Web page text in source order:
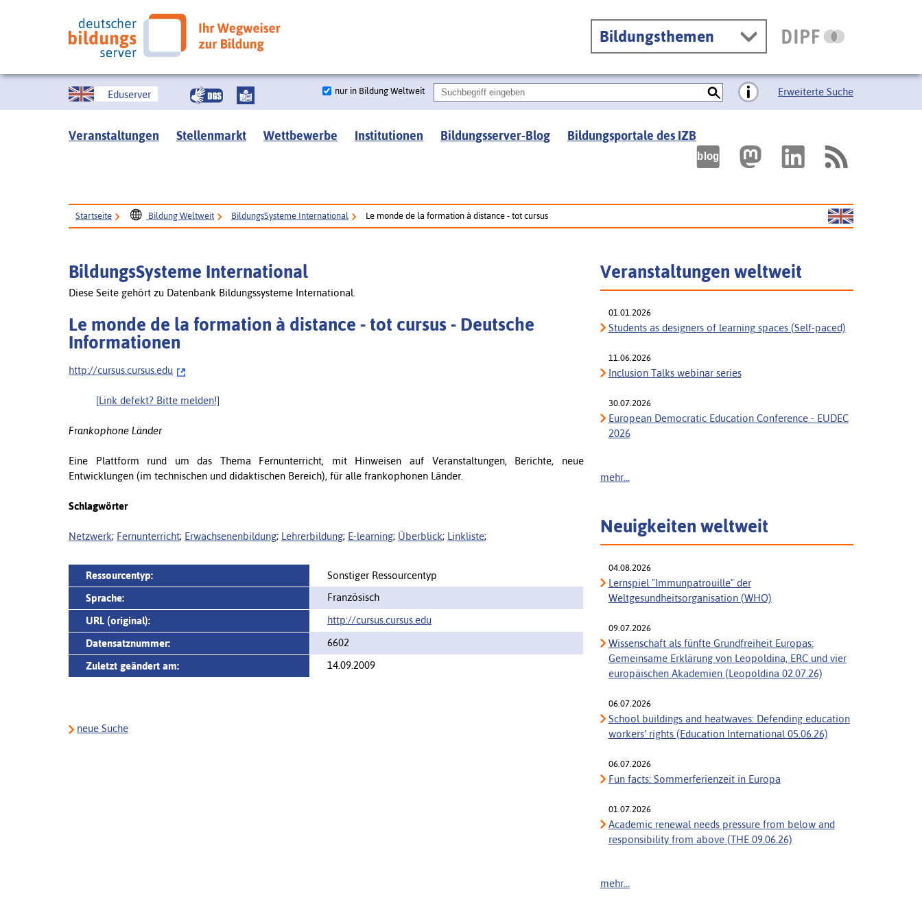
Bildungsthemen
Eduserver nur in Bildung Weltweit Erweiterte Suche
Veranstaltungen Stellenmarkt Wettbewerbe Institutionen Bildungsserver-Blog Bildungsportale des IZB
Startseite Bildung Weltweit BildungsSysteme International Le monde de la formation à distance - tot cursus
BildungsSysteme International
Diese Seite gehört zu Datenbank Bildungssysteme International.
Le monde de la formation à distance - tot cursus - Deutsche
Informationen
http://cursus.cursus.edu
[Link defekt? Bitte melden!]
Frankophone Länder
Eine Plattform rund um das Thema Fernunterricht, mit Hinweisen auf Veranstaltungen, Berichte, neue
Entwicklungen (im technischen und didaktischen Bereich), für alle frankophonen Länder.
Schlagwörter
Netzwerk; Fernunterricht; Erwachsenenbildung; Lehrerbildung; E-learning; Überblick; Linkliste;
Ressourcentyp:
Sonstiger Ressourcentyp
Sprache:
Französisch
URL (original):
http://cursus.cursus.edu
Datensatznummer:
6602
Zuletzt geändert am:
14.09.2009
neue Suche
Veranstaltungen weltweit
01.01.2026
Students as designers of learning spaces (Self-paced)
11.06.2026
Inclusion Talks webinar series
30.07.2026
European Democratic Education Conference - EUDEC
2026
mehr...
Neuigkeiten weltweit
04.08.2026
Lernspiel "Immunpatrouille" der
Weltgesundheitsorganisation (WHO)
09.07.2026
Wissenschaft als fünfte Grundfreiheit Europas:
Gemeinsame Erklärung von Leopoldina, ERC und vier
europäischen Akademien (Leopoldina 02.07.26)
06.07.2026
School buildings and heatwaves: Defending education
workers’ rights (Education International 05.06.26)
06.07.2026
Fun facts: Sommerferienzeit in Europa
01.07.2026
Academic renewal needs pressure from below and
responsibility from above (THE 09.06.26)
mehr...